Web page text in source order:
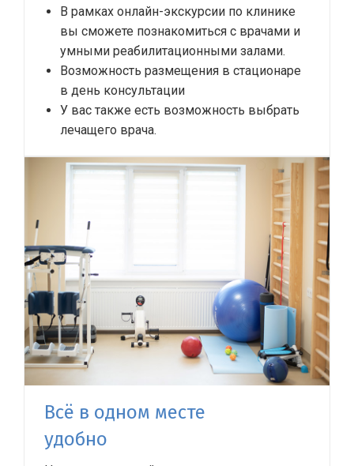
В рамках онлайн-экскурсии по клинике
вы сможете познакомиться с врачами и
умными реабилитационными залами.
Возможность размещения в стационаре
в день консультации
У вас также есть возможность выбрать
лечащего врача.
Всё в одном месте
удобно